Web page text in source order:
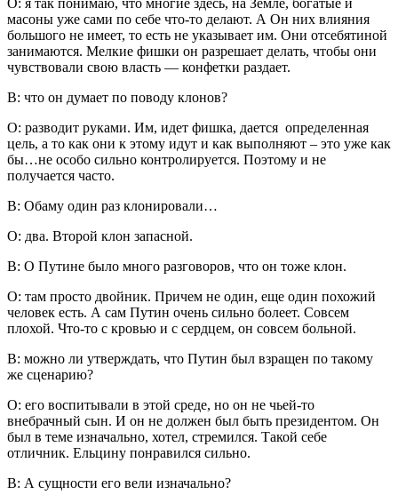
масоны уже сами по себе что-то делают. А Он них влияния
большого не имеет, то есть не указывает им. Они отсебятиной
занимаются. Мелкие фишки он разрешает делать, чтобы они
чувствовали свою власть — конфетки раздает.
В: что он думает по поводу клонов?
О: разводит руками. Им, идет фишка, дается определенная
цель, а то как они к этому идут и как выполняют – это уже как
бы…не особо сильно контролируется. Поэтому и не
получается часто.
В: Обаму один раз клонировали…
О: два. Второй клон запасной.
В: О Путине было много разговоров, что он тоже клон.
О: там просто двойник. Причем не один, еще один похожий
человек есть. А сам Путин очень сильно болеет. Совсем
плохой. Что-то с кровью и с сердцем, он совсем больной.
В: можно ли утверждать, что Путин был взращен по такому
же сценарию?
О: его воспитывали в этой среде, но он не чьей-то
внебрачный сын. И он не должен был быть президентом. Он
был в теме изначально, хотел, стремился. Такой себе
отличник. Ельцину понравился сильно.
В: А сущности его вели изначально?